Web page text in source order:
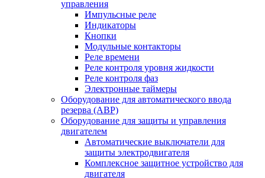
управления
Импульсные реле
Индикаторы
Кнопки
Модульные контакторы
Реле времени
Реле контроля уровня жидкости
Реле контроля фаз
Электронные таймеры
Оборудование для автоматического ввода
резерва (АВР)
Оборудование для защиты и управления
двигателем
Автоматические выключатели для
защиты электродвигателя
Комплексное защитное устройство для
двигателя